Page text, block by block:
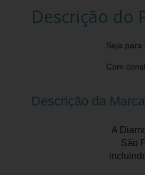
Descrição do
Seja para
Com
Descrição da Marca
A
São